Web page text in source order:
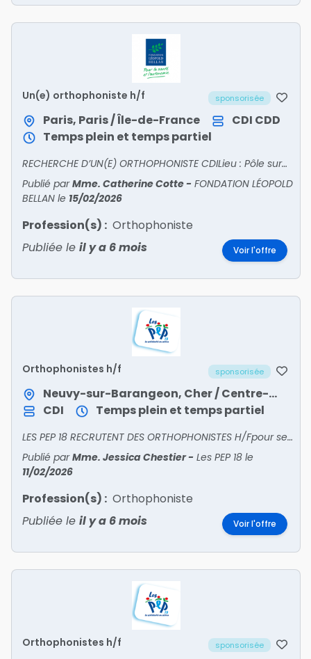
Un(e) orthophoniste h/f sponsorisée
Paris, Paris / Île-de-France CDI CDD
Temps plein et temps partiel
RECHERCHE D’UN(E) ORTHOPHONISTE CDILieu : Pôle surdité Léopold Bellan Paris1547 Rue de Javel75015 PARISService de soins pour enfants sourds permettant l’accueil d’enfants présentant une sur
Publié parMme. Catherine Cotte- FONDATION LÉOPOLD
BELLAN le 15/02/2026
Profession(s) : Orthophoniste
Publiée le il y a 6 mois Voir l'offre
Orthophonistes h/f sponsorisée
Neuvy-sur-Barangeon, Cher / Centre-Val de Loire
CDI
Temps plein et temps partiel
LES PEP 18 RECRUTENT DES ORTHOPHONISTES H/Fpour ses établissements DAME et CAMSP situés sur Bourges – Vierzon – Saint-Amand-Montrond – Neuvy-sur-Barangeon Vous souhaitez exercer votre méti
Publié parMme. Jessica Chestier- Les PEP 18 le
11/02/2026
Profession(s) : Orthophoniste
Publiée le il y a 6 mois Voir l'offre
Orthophonistes h/f sponsorisée